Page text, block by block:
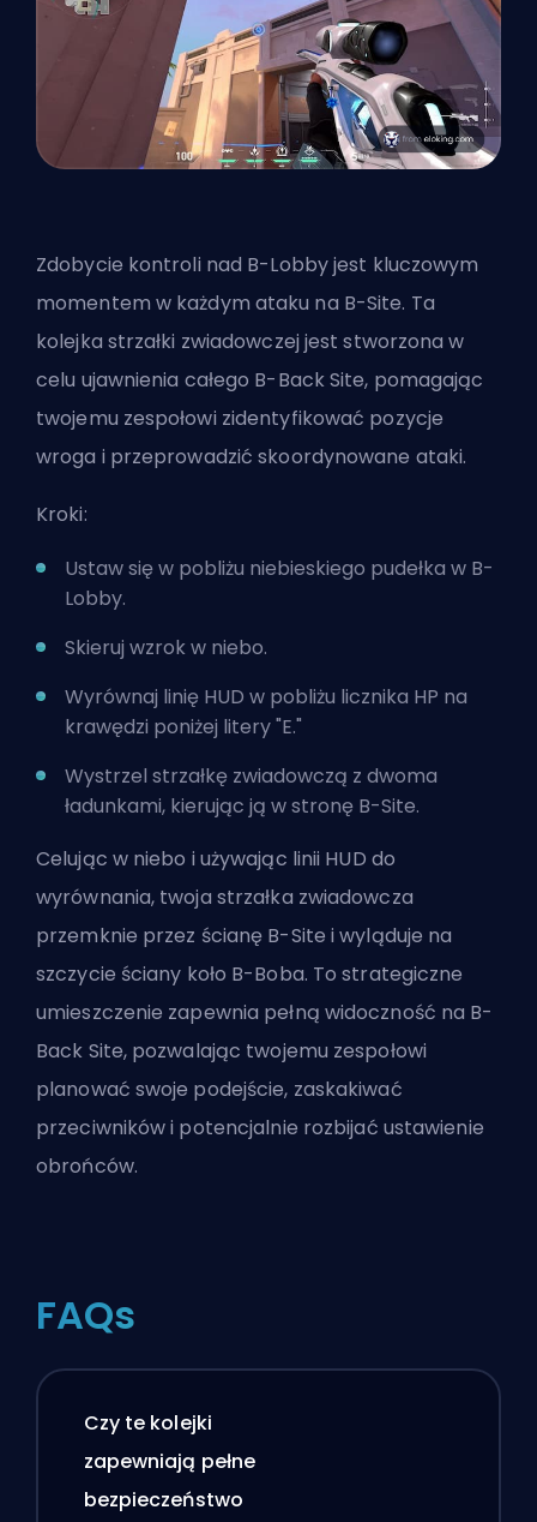
Zdobycie kontroli nad B-Lobby jest kluczowym
momentem w każdym ataku na B-Site. Ta
kolejka strzałki zwiadowczej jest stworzona w
celu ujawnienia całego B-Back Site, pomagając
twojemu zespołowi zidentyfikować pozycje
wroga i przeprowadzić skoordynowane ataki.
Kroki:
Ustaw się w pobliżu niebieskiego pudełka w B-
Lobby.
Skieruj wzrok w niebo.
Wyrównaj linię HUD w pobliżu licznika HP na
krawędzi poniżej litery "E."
Wystrzel strzałkę zwiadowczą z dwoma
ładunkami, kierując ją w stronę B-Site.
Celując w niebo i używając linii HUD do
wyrównania, twoja strzałka zwiadowcza
przemknie przez ścianę B-Site i wyląduje na
szczycie ściany koło B-Boba. To strategiczne
umieszczenie zapewnia pełną widoczność na B-
Back Site, pozwalając twojemu zespołowi
planować swoje podejście, zaskakiwać
przeciwników i potencjalnie rozbijać ustawienie
obrońców.
FAQs
Czy te kolejki
zapewniają pełne
bezpieczeństwo